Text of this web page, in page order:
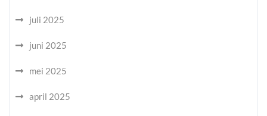
juli 2025
juni 2025
mei 2025
april 2025